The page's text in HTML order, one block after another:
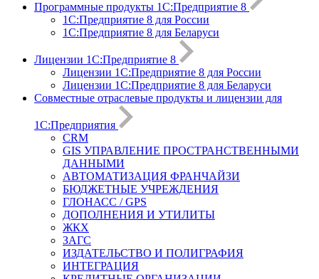
Программные продукты 1С:Предприятие 8
1С:Предприятие 8 для России
1С:Предприятие 8 для Беларуси
Лицензии 1С:Предприятие 8
Лицензии 1С:Предприятие 8 для России
Лицензии 1С:Предприятие 8 для Беларуси
Совместные отраслевые продукты и лицензии для
1С:Предприятия
CRM
GIS УПРАВЛЕНИЕ ПРОСТРАНСТВЕННЫМИ
ДАННЫМИ
АВТОМАТИЗАЦИЯ ФРАНЧАЙЗИ
БЮДЖЕТНЫЕ УЧРЕЖДЕНИЯ
ГЛОНАСС / GPS
ДОПОЛНЕНИЯ И УТИЛИТЫ
ЖКХ
ЗАГС
ИЗДАТЕЛЬСТВО И ПОЛИГРАФИЯ
ИНТЕГРАЦИЯ